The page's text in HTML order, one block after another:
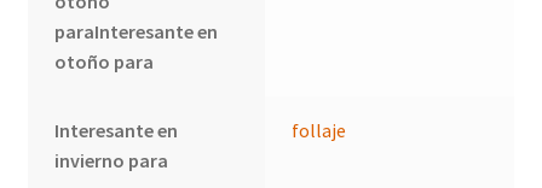
paraInteresante en
otoño para
Interesante en
invierno para
follaje